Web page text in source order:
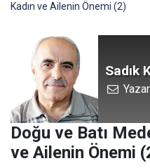
Kadın ve Ailenin Önemi (2)
Sadık
Doğu ve Batı
ve Ailenin Önemi